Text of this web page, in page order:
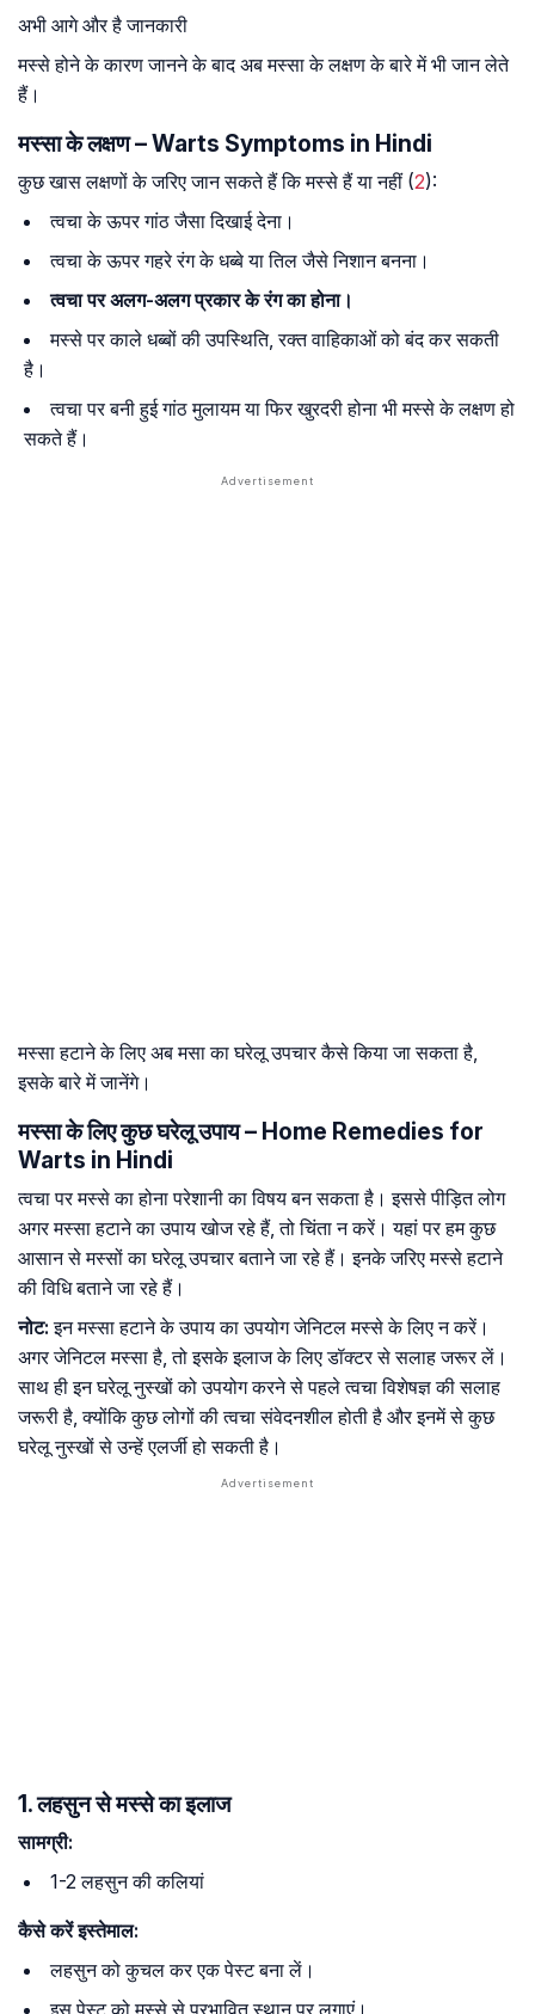
अभी आगे और है जानकारी
मस्से होने के कारण जानने के बाद अब मस्सा के लक्षण के बारे में भी जान लेते
हैं।
मस्सा के लक्षण – Warts Symptoms in Hindi
कुछ खास लक्षणों के जरिए जान सकते हैं कि मस्से हैं या नहीं (2):
त्वचा के ऊपर गांठ जैसा दिखाई देना।
त्वचा के ऊपर गहरे रंग के धब्बे या तिल जैसे निशान बनना।
त्वचा पर अलग-अलग प्रकार के रंग का होना।
मस्से पर काले धब्बों की उपस्थिति, रक्त वाहिकाओं को बंद कर सकती
है।
त्वचा पर बनी हुई गांठ मुलायम या फिर खुरदरी होना भी मस्से के लक्षण हो
सकते हैं।
मस्सा हटाने के लिए अब मसा का घरेलू उपचार कैसे किया जा सकता है,
इसके बारे में जानेंगे।
मस्सा के लिए कुछ घरेलू उपाय – Home Remedies for
Warts in Hindi
त्वचा पर मस्से का होना परेशानी का विषय बन सकता है। इससे पीड़ित लोग
अगर मस्सा हटाने का उपाय खोज रहे हैं, तो चिंता न करें। यहां पर हम कुछ
आसान से मस्सों का घरेलू उपचार बताने जा रहे हैं। इनके जरिए मस्से हटाने
की विधि बताने जा रहे हैं।
नोट: इन मस्सा हटाने के उपाय का उपयोग जेनिटल मस्से के लिए न करें।
अगर जेनिटल मस्सा है, तो इसके इलाज के लिए डॉक्टर से सलाह जरूर लें।
साथ ही इन घरेलू नुस्खों को उपयोग करने से पहले त्वचा विशेषज्ञ की सलाह
जरूरी है, क्योंकि कुछ लोगों की त्वचा संवेदनशील होती है और इनमें से कुछ
घरेलू नुस्खों से उन्हें एलर्जी हो सकती है।
1. लहसुन से मस्से का इलाज
सामग्री:
1-2 लहसुन की कलियां
कैसे करें इस्तेमाल:
लहसुन को कुचल कर एक पेस्ट बना लें।